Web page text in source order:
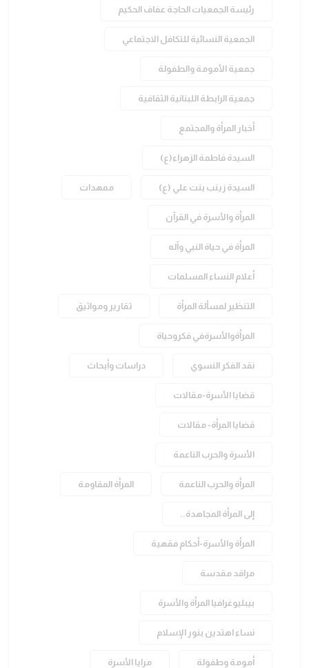
رئيسة الجمعيات الحاجة عفاف الحكيم
الجمعية النسائية للتكافل الاجتماعي
جمعية الأمومة والطفولة
جمعية الرابطة اللبنانية الثقافية
أخبار المرأة والمجتمع
السيدة فاطمة الزهراء(ع)
السيدة زينب بنت علي (ع) ممهدات
المرأة والأسرة في القرآن
المرأة في حياة النبي وآله
أعلام النساء المسلمات
التنظير لمسألة المرأة تقارير ومواثيق
المرأةوالأسرةفي فكروحياة
نقد الفكر النسوي دراسات وأبحاث
قضايا الأسرة-مقالات
قضايا المرأة- مقالات
الأسرة والحرب الناعمة
المرأة والحرب الناعمة المرأة المقاومة
إلى المرأة المجاهدة..
المرأة والأسرة-أحكام فقهية
مراقد مقدسة
بيبليوغرافيا المرأة والأسرة
نساء اهتدين بنور الإسلام
أمومة وطفولة مرايا الأسرة